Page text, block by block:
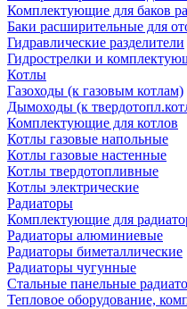
Комплектующие для баков
Баки расширительные для
Гидравлические разделители
Гидрострелки и
Котлы
Газоходы (к газовым котлам)
Дымоходы (к
Комплектующие для котлов
Котлы газовые напольные
Котлы газовые настенные
Котлы твердотопливные
Котлы электрические
Радиаторы
Комплектующие для
Радиаторы алюминиевые
Радиаторы биметаллические
Радиаторы чугунные
Стальные панельные
Тепловое оборудование,